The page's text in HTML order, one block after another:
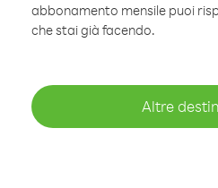
abbonamento mensile puoi
che stai già facendo.
Altre